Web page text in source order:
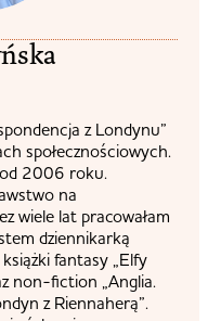
z Londynu”
społecznościowych.
2006 roku.
na
wiele lat pracowałam
dziennikarką
fantasy „Elfy
non-fiction „Anglia.
z Riennaherą”.